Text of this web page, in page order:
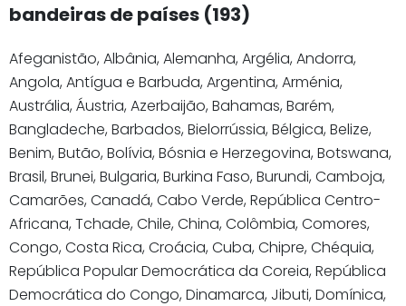
bandeiras de países (193)
Afeganistão, Albânia, Alemanha, Argélia, Andorra,
Angola, Antígua e Barbuda, Argentina, Arménia,
Austrália, Áustria, Azerbaijão, Bahamas, Barém,
Bangladeche, Barbados, Bielorrússia, Bélgica, Belize,
Benim, Butão, Bolívia, Bósnia e Herzegovina, Botswana,
Brasil, Brunei, Bulgaria, Burkina Faso, Burundi, Camboja,
Camarões, Canadá, Cabo Verde, República Centro-
Africana, Tchade, Chile, China, Colômbia, Comores,
Congo, Costa Rica, Croácia, Cuba, Chipre, Chéquia,
República Popular Democrática da Coreia, República
Democrática do Congo, Dinamarca, Jibuti, Domínica,